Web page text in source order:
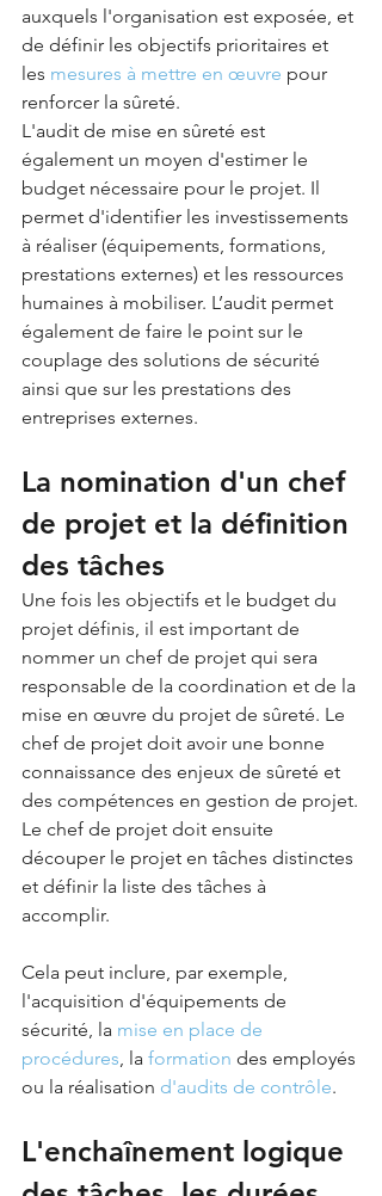
auxquels l'organisation est exposée, et
de définir les objectifs prioritaires et
les mesures à mettre en œuvre pour
renforcer la sûreté.
L'audit de mise en sûreté est
également un moyen d'estimer le
budget nécessaire pour le projet. Il
permet d'identifier les investissements
à réaliser (équipements, formations,
prestations externes) et les ressources
humaines à mobiliser. L’audit permet
également de faire le point sur le
couplage des solutions de sécurité
ainsi que sur les prestations des
entreprises externes.
La nomination d'un chef
de projet et la définition
des tâches
Une fois les objectifs et le budget du
projet définis, il est important de
nommer un chef de projet qui sera
responsable de la coordination et de la
mise en œuvre du projet de sûreté. Le
chef de projet doit avoir une bonne
connaissance des enjeux de sûreté et
des compétences en gestion de projet.
Le chef de projet doit ensuite
découper le projet en tâches distinctes
et définir la liste des tâches à
accomplir.
Cela peut inclure, par exemple,
l'acquisition d'équipements de
sécurité, la mise en place de
procédures , la formation des employés
ou la réalisation d'audits de contrôle.
L'enchaînement logique